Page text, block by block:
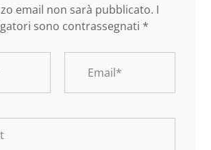
email non sarà pubblicato. I
sono contrassegnati *